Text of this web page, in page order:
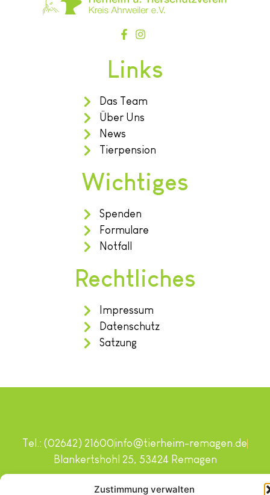
Zustimmung verwalten
Links
Das Team
Über Uns
News
Tierpension
Wichtiges
Spenden
Formulare
Notfall
Rechtliches
Impressum
Datenschutz
Satzung
Copyright © 2024. Alle Rechte vorbehalten.
Tel.: (02642) 21600info@tierheim-remagen.de
Blankertshohl 25, 53424 Remagen